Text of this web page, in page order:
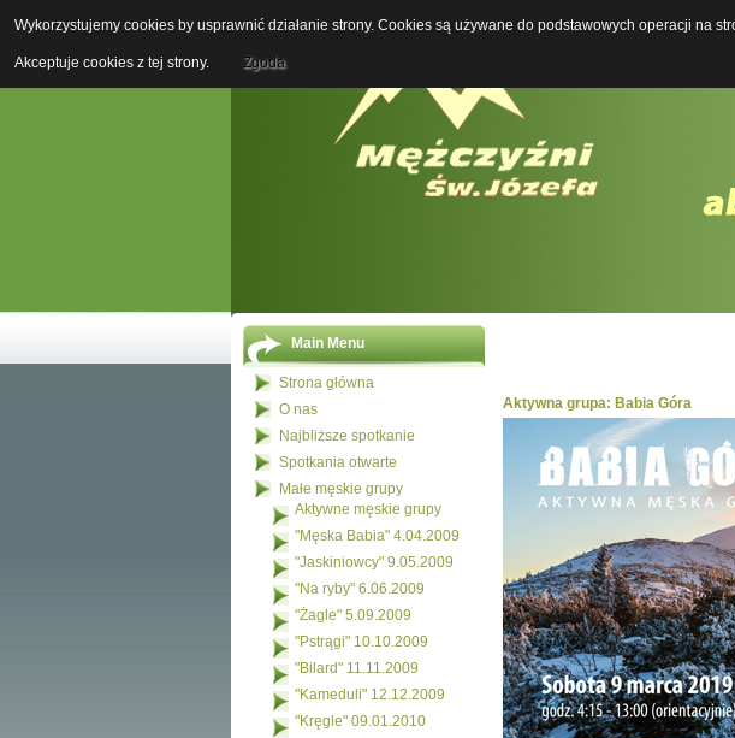
Main Menu
Strona główna
O nas
Najbliższe spotkanie
Spotkania otwarte
Małe męskie grupy
Aktywne męskie grupy
"Męska Babia" 4.04.2009
"Jaskiniowcy" 9.05.2009
"Na ryby" 6.06.2009
"Żagle" 5.09.2009
"Pstrągi" 10.10.2009
"Bilard" 11.11.2009
"Kameduli" 12.12.2009
"Kręgle" 09.01.2010
Aktywna grupa: Babia Góra
Wykorzystujemy cookies by usprawnić działanie strony. Cookies są używane do podstawowych operacji na
Akceptuje cookies z tej strony. Zgoda